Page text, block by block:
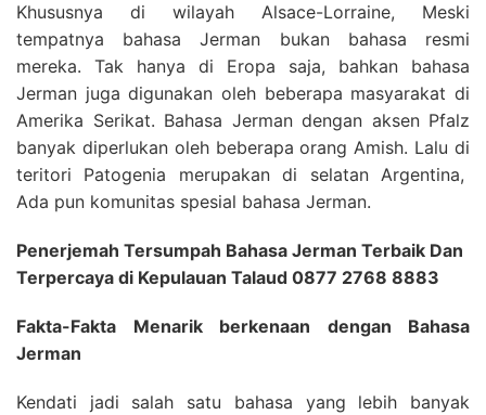
Khususnya di wilayah Alsace-Lorraine, Meski
tempatnya bahasa Jerman bukan bahasa resmi
mereka. Tak hanya di Eropa saja, bahkan bahasa
Jerman juga digunakan oleh beberapa masyarakat di
Amerika Serikat. Bahasa Jerman dengan aksen Pfalz
banyak diperlukan oleh beberapa orang Amish. Lalu di
teritori Patogenia merupakan di selatan Argentina,
Ada pun komunitas spesial bahasa Jerman.
Penerjemah Tersumpah Bahasa Jerman Terbaik Dan
Terpercaya di Kepulauan Talaud 0877 2768 8883
Fakta-Fakta Menarik berkenaan dengan Bahasa
Jerman
Kendati jadi salah satu bahasa yang lebih banyak